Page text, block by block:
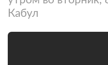
Кабул